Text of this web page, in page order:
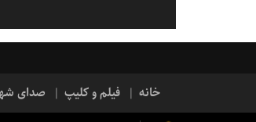
خانه فیلم و کلیپ صدای